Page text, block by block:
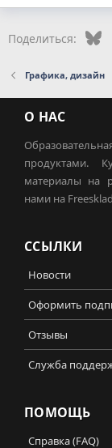
Поделиться:
Графика, дизайн
О НАС
продуктами.
материалы на
нами на
ССЫЛКИ
Новости
Оформить
Отзывы
Служба
ПОМОЩЬ
Справка (FAQ)